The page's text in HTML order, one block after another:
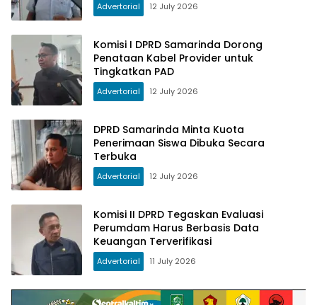
Advertorial 12 July 2026
Komisi I DPRD Samarinda Dorong
Penataan Kabel Provider untuk
Tingkatkan PAD
Advertorial 12 July 2026
DPRD Samarinda Minta Kuota
Penerimaan Siswa Dibuka Secara
Terbuka
Advertorial 12 July 2026
Komisi II DPRD Tegaskan Evaluasi
Perumdam Harus Berbasis Data
Keuangan Terverifikasi
Advertorial 11 July 2026